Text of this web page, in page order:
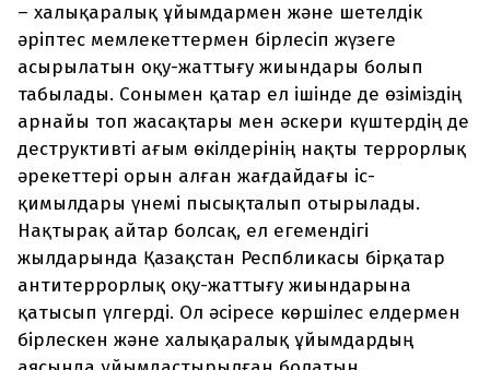
– халықаралық ұйымдармен және шетелдік
әріптес мемлекеттермен бірлесіп жүзеге
асырылатын оқу-жаттығу жиындары болып
табылады. Сонымен қатар ел ішінде де өзіміздің
арнайы топ жасақтары мен әскери күштердің де
деструктивті ағым өкілдерінің нақты террорлық
әрекеттері орын алған жағдайдағы іс-
қимылдары үнемі пысықталып отырылады.
Нақтырақ айтар болсақ, ел егемендігі
жылдарында Қазақстан Респбликасы бірқатар
антитеррорлық оқу-жаттығу жиындарына
қатысып үлгерді. Ол әсіресе көршілес елдермен
бірлескен және халықаралық ұйымдардың